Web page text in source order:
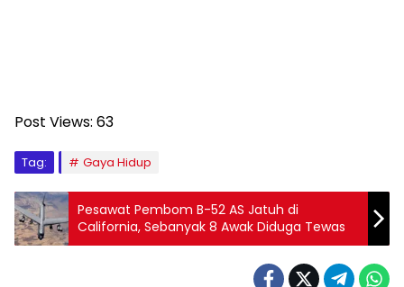
Post Views: 63
Tag: Gaya Hidup
Pesawat Pembom B-52 AS Jatuh di
California, Sebanyak 8 Awak Diduga Tewas